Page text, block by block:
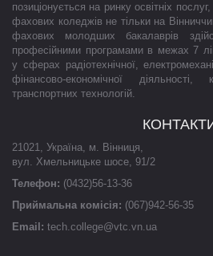
позиціонується на ринку освітніх
фахових коледжів не тільки на
фахових молодших бакалаврів
професійними програмами в межах 7
у сферах радіотехнічної,
фінансово-економічної діяльності,
транспортних технологій.
21021, Україна, м. Вінниця,
вул. Хмельницьке шосе, 91/2
Телефон: (0432)56-13-36
Приймальна комісія: (067)942-56-35
Email: tech.college@vtc.vn.ua